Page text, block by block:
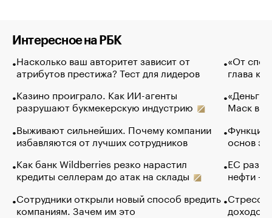
Интересное на РБК
Насколько ваш авторитет зависит от
атрибутов престижа? Тест для лидеров
Казино проиграло. Как ИИ-агенты
разрушают букмекерскую индустрию
Выживают сильнейших. Почему компании
избавляются от лучших сотрудников
Как банк Wildberries резко нарастил
кредиты селлерам до атак на склады
Сотрудники открыли новый способ вредить
компаниям. Зачем им это
«От
глава
«Деньги
Маск в
Функции
основ
ЕС
нефти —
Стресс
доходов